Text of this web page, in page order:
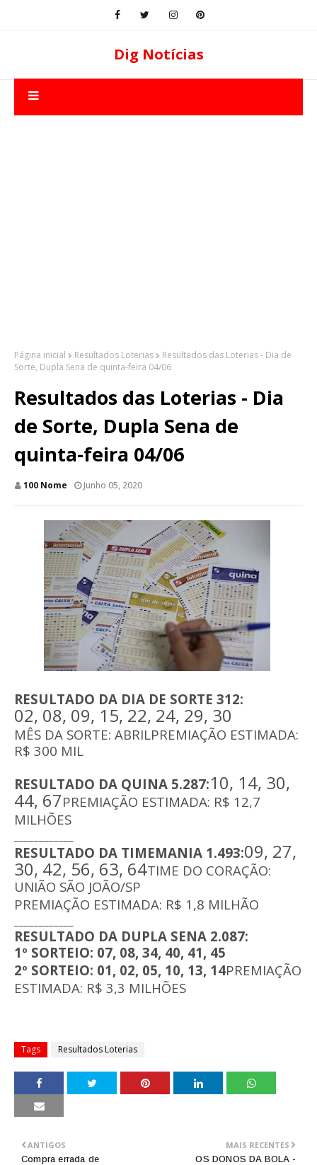
Dig Notícias
Página inicial Resultados Loterias
Resultados das Loterias - Dia de
Sorte, Dupla Sena de quinta-feira 04/06
Resultados das Loterias - Dia
de Sorte, Dupla Sena de
quinta-feira 04/06
100 Nome Junho 05, 2020
RESULTADO DA DIA DE SORTE 312:
02, 08, 09, 15, 22, 24, 29, 30
MÊS DA SORTE: ABRILPREMIAÇÃO ESTIMADA:
R$ 300 MIL
RESULTADO DA QUINA 5.287:10, 14, 30,
44, 67PREMIAÇÃO ESTIMADA: R$ 12,7
MILHÕES
RESULTADO DA TIMEMANIA 1.493:09, 27,
30, 42, 56, 63, 64TIME DO CORAÇÃO:
UNIÃO SÃO JOÃO/SP
PREMIAÇÃO ESTIMADA: R$ 1,8 MILHÃO
RESULTADO DA DUPLA SENA 2.087:
1º SORTEIO: 07, 08, 34, 40, 41, 45
2º SORTEIO: 01, 02, 05, 10, 13, 14PREMIAÇÃO
ESTIMADA: R$ 3,3 MILHÕES
Tags Resultados Loterias
MAIS RECENTES
OS DONOS DA BOLA -
ANTIGOS
Compra errada de